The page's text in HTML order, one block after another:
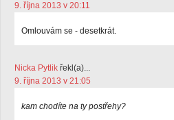
9. října 2013 v 20:11
Omlouvám se - desetkrát.
Nicka Pytlik řekl(a)...
9. října 2013 v 21:05
kam chodíte na ty postřehy?